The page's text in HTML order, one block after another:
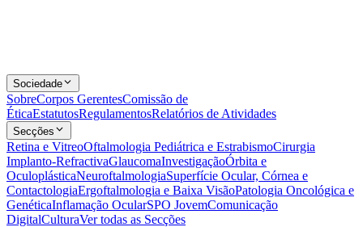
Sociedade
SobreCorpos GerentesComissão de
ÉticaEstatutosRegulamentosRelatórios de Atividades
Secções
Retina e VitreoOftalmologia Pediátrica e EstrabismoCirurgia
Implanto-RefractivaGlaucomaInvestigaçãoÓrbita e
OculoplásticaNeuroftalmologiaSuperfície Ocular, Córnea e
ContactologiaErgoftalmologia e Baixa VisãoPatologia Oncológica e
GenéticaInflamação OcularSPO JovemComunicação
DigitalCulturaVer todas as Secções